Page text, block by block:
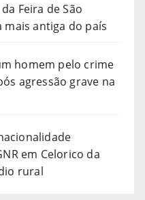
Feira de São
antiga do país
homem pelo crime
agressão grave na
em Celorico da
rural